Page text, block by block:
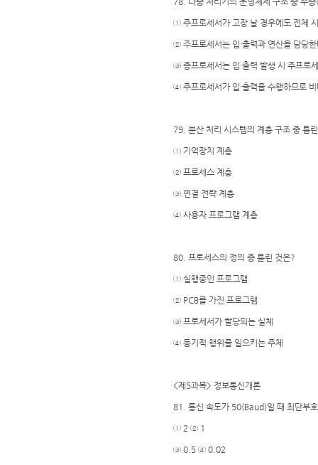
① 주프로세서가 고장 날 경우에도 전체
② 주프로세서는 입·출력과 연산을 담당
③ 종프로세서는 입·출력 발생 시 주프로
④ 주프로세서가 입·출력을 수행하므로
79. 분산 처리 시스템의 계층 구조 중 틀
① 기억장치 계층
② 프로세스 계층
③ 연결 전략 계층
④ 사용자 프로그램 계층
80. 프로세스의 정의 중 틀린 것은?
① 실행중인 프로그램
② PCB를 가진 프로그램
③ 프로세서가 할당되는 실체
④ 동기적 행위를 일으키는 주체
<제5과목> 정보통신개론
81. 통신 속도가 50(Baud)일 때 최단부
① 2 ② 1
③ 0.5 ④ 0.02